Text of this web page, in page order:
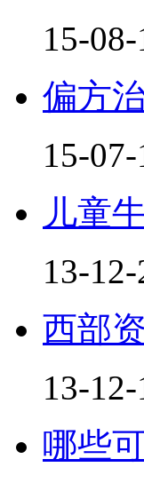
15-08-
偏方
15-
儿童
13-12-
西部
13-12-
哪些